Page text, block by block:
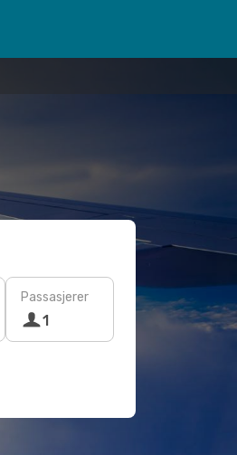
Passasjerer
1